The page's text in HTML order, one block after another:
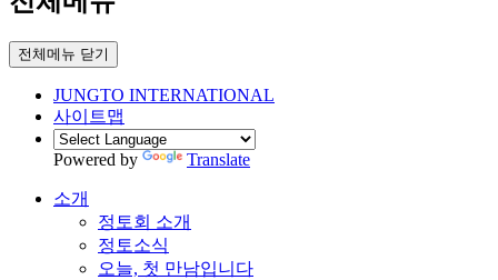
전체메뉴 닫기
JUNGTO INTERNATIONAL
사이트맵
Powered by Translate
소개
정토회 소개
정토소식
오늘, 첫 만남입니다